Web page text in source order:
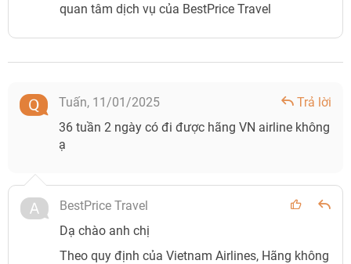
quan tâm dịch vụ của BestPrice Travel
Tuấn, 11/01/2025
Trả lời
36 tuần 2 ngày có đi được hãng VN airline không
ạ
BestPrice Travel
Dạ chào anh chị
Theo quy định của Vietnam Airlines, Hãng không